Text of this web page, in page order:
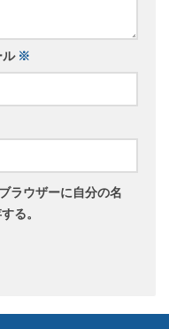
ル ※
ラウザーに自分の名
る。